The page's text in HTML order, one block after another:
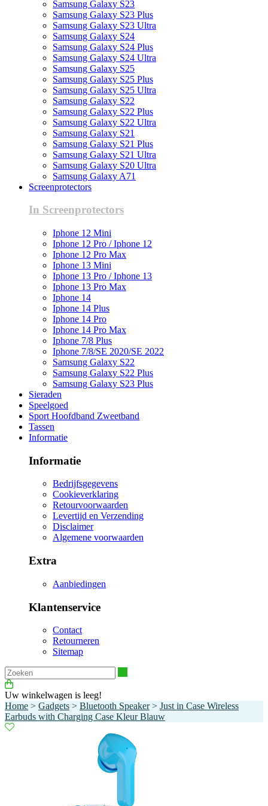
Samsung Galaxy S23
Samsung Galaxy S23 Plus
Samsung Galaxy S23 Ultra
Samsung Galaxy S24
Samsung Galaxy S24 Plus
Samsung Galaxy S24 Ultra
Samsung Galaxy S25
Samsung Galaxy S25 Plus
Samsung Galaxy S25 Ultra
Samsung Galaxy S22
Samsung Galaxy S22 Plus
Samsung Galaxy S22 Ultra
Samsung Galaxy S21
Samsung Galaxy S21 Plus
Samsung Galaxy S21 Ultra
Samsung Galaxy S20 Ultra
Samsung Galaxy A71
Screenprotectors
In Screenprotectors
Iphone 12 Mini
Iphone 12 Pro / Iphone 12
Iphone 12 Pro Max
Iphone 13 Mini
Iphone 13 Pro / Iphone 13
Iphone 13 Pro Max
Iphone 14
Iphone 14 Plus
Iphone 14 Pro
Iphone 14 Pro Max
Iphone 7/8 Plus
Iphone 7/8/SE 2020/SE 2022
Samsung Galaxy S22
Samsung Galaxy S22 Plus
Samsung Galaxy S23 Plus
Sieraden
Speelgoed
Sport Hoofdband Zweetband
Tassen
Informatie
Informatie
Bedrijfsgegevens
Cookieverklaring
Retourvoorwaarden
Levertijd en Verzending
Disclaimer
Algemene voorwaarden
Extra
Aanbiedingen
Klantenservice
Contact
Retourneren
Sitemap
Uw winkelwagen is leeg!
Home > Gadgets > Bluetooth Speaker> Just in Case Wireless
Earbuds with Charging Case Kleur Blauw